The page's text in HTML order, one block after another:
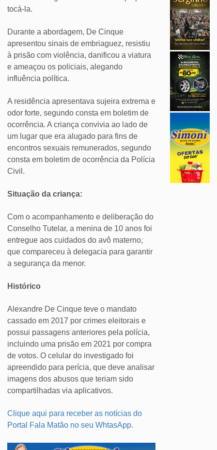
tocá-la.
Durante a abordagem, De Cinque
apresentou sinais de embriaguez, resistiu
à prisão com violência, danificou a viatura
e ameaçou os policiais, alegando
influência política.
A residência apresentava sujeira extrema e
odor forte, segundo consta em boletim de
ocorrência. A criança convivia ao lado de
um lugar que era alugado para fins de
encontros sexuais remunerados, segundo
consta em boletim de ocorrência da Polícia
Civil.
Situação da criança:
Com o acompanhamento e deliberação do
Conselho Tutelar, a menina de 10 anos foi
entregue aos cuidados do avô materno,
que compareceu à delegacia para garantir
a segurança da menor.
Histórico
Alexandre De Cinque teve o mandato
cassado em 2017 por crimes eleitorais e
possui passagens anteriores pela polícia,
incluindo uma prisão em 2021 por compra
de votos. O celular do investigado foi
apreendido para perícia, que deve analisar
imagens dos abusos que teriam sido
compartilhadas via aplicativos.
Clique aqui para receber as notícias do
Portal Fala Matão no seu WhtasApp.